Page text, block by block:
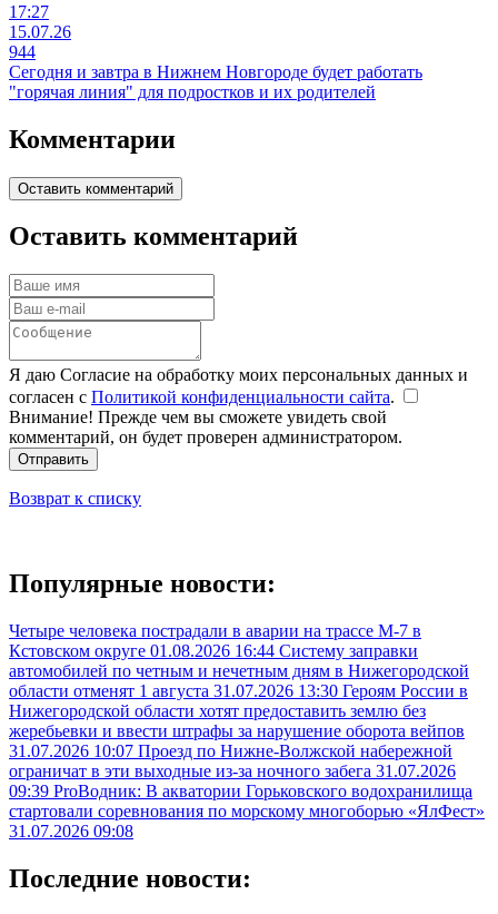
17:27
15.07.26
944
Сегодня и завтра в Нижнем Новгороде будет работать
"горячая линия" для подростков и их родителей
Комментарии
Оставить комментарий
Оставить комментарий
Я даю Согласие на обработку моих персональных данных и
согласен с Политикой конфиденциальности сайта.
Внимание! Прежде чем вы сможете увидеть свой
комментарий, он будет проверен администратором.
Отправить
Возврат к списку
Популярные новости:
Четыре человека пострадали в аварии на трассе М-7 в
Кстовском округе 01.08.2026 16:44 Систему заправки
автомобилей по четным и нечетным дням в Нижегородской
области отменят 1 августа 31.07.2026 13:30 Героям России в
Нижегородской области хотят предоставить землю без
жеребьевки и ввести штрафы за нарушение оборота вейпов
31.07.2026 10:07 Проезд по Нижне-Волжской набережной
ограничат в эти выходные из-за ночного забега 31.07.2026
09:39 ProВодник: В акватории Горьковского водохранилища
стартовали соревнования по морскому многоборью «ЯлФест»
31.07.2026 09:08
Последние новости: